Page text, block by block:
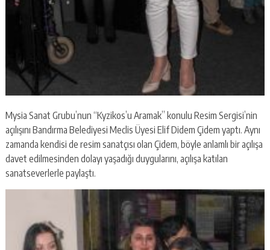
Mysia Sanat Grubu’nun “Kyzikos’u Aramak” konulu Resim Sergisi’nin
açılışını Bandırma Belediyesi Meclis Üyesi Elif Didem Çidem yaptı. Aynı
zamanda kendisi de resim sanatçısı olan Çidem, böyle anlamlı bir açılışa
davet edilmesinden dolayı yaşadığı duygularını, açılışa katılan
sanatseverlerle paylaştı.